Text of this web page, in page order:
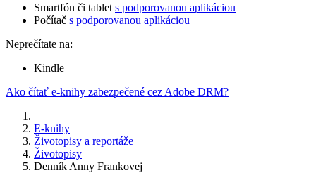
Smartfón či tablet s podporovanou aplikáciou
Počítač s podporovanou aplikáciou
Neprečítate na:
Kindle
Ako čítať e-knihy zabezpečené cez Adobe DRM?
E-knihy
Životopisy a reportáže
Životopisy
Denník Anny Frankovej